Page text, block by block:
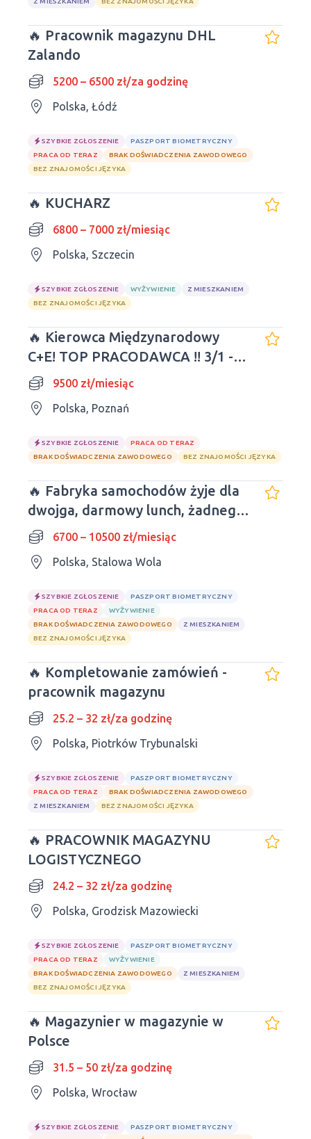
🔥 Pracownik magazynu DHL
Zalando
5200 – 6500 zł/za godzinę
Polska, Łódź
SZYBKIE ZGŁOSZENIE
PASZPORT BIOMETRYCZNY
PRACA OD TERAZ
BRAK DOŚWIADCZENIA ZAWODOWEGO
BEZ ZNAJOMOŚCI JĘZYKA
🔥 KUCHARZ
6800 – 7000 zł/miesiąc
Polska, Szczecin
SZYBKIE ZGŁOSZENIE WYŻYWIENIE
Z MIESZKANIEM
BEZ ZNAJOMOŚCI JĘZYKA
🔥 Kierowca Międzynarodowy
C+E! TOP PRACODAWCA !! 3/1 -
9500zł9500 zł/miesiąc
Polska, Poznań
SZYBKIE ZGŁOSZENIE
PRACA OD TERAZ
BRAK DOŚWIADCZENIA ZAWODOWEGO
BEZ ZNAJOMOŚCI JĘZYKA
🔥 Fabryka samochodów żyje dla
dwojga, darmowy lunch, żadnego
doświadczenia i żadnego języka
6700 – 10500 zł/miesiąc
Polska, Stalowa Wola
SZYBKIE ZGŁOSZENIE
PASZPORT BIOMETRYCZNY
PRACA OD TERAZ
WYŻYWIENIE
BRAK DOŚWIADCZENIA ZAWODOWEGO
Z MIESZKANIEM
BEZ ZNAJOMOŚCI JĘZYKA
🔥 Kompletowanie zamówień -
pracownik magazynu
25.2 – 32 zł/za godzinę
Polska, Piotrków Trybunalski
SZYBKIE ZGŁOSZENIE
PASZPORT BIOMETRYCZNY
PRACA OD TERAZ
BRAK DOŚWIADCZENIA ZAWODOWEGO
Z MIESZKANIEM
BEZ ZNAJOMOŚCI JĘZYKA
🔥 PRACOWNIK MAGAZYNU
LOGISTYCZNEGO
24.2 – 32 zł/za godzinę
Polska, Grodzisk Mazowiecki
SZYBKIE ZGŁOSZENIE
PASZPORT BIOMETRYCZNY
PRACA OD TERAZ
WYŻYWIENIE
BRAK DOŚWIADCZENIA ZAWODOWEGO
Z MIESZKANIEM
BEZ ZNAJOMOŚCI JĘZYKA
🔥 Magazynier w magazynie w
Polsce
31.5 – 50 zł/za godzinę
Polska, Wrocław
SZYBKIE ZGŁOSZENIE
PASZPORT BIOMETRYCZNY